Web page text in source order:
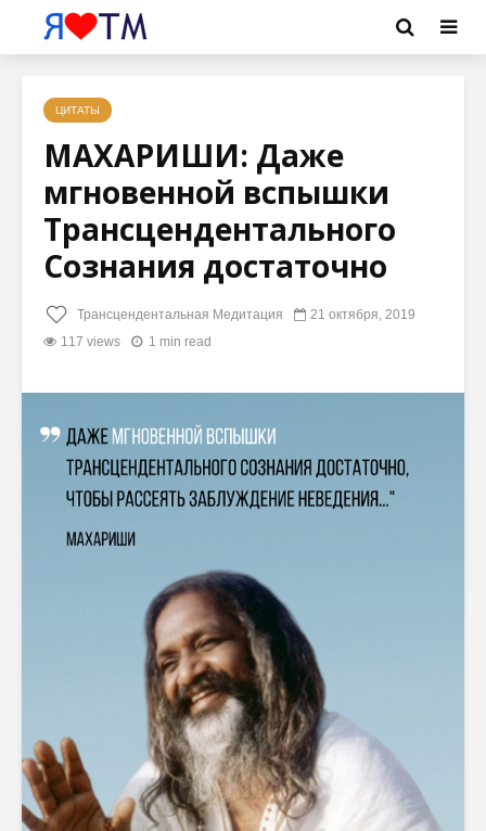
ЦИТАТЫ
МАХАРИШИ: Даже
мгновенной вспышки
Трансцендентального
Сознания достаточно
Трансцендентальная Медитация
21 октября, 2019
117 views
1 min read